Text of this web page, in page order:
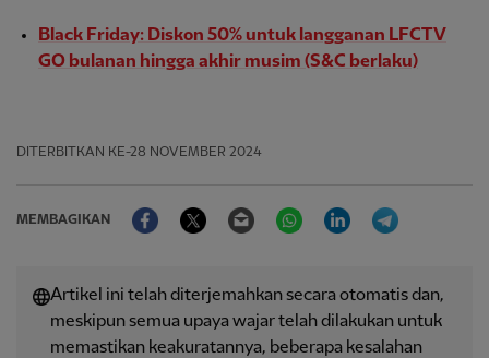
Black Friday: Diskon 50% untuk langganan LFCTV
GO bulanan hingga akhir musim (S&C berlaku)
DITERBITKAN KE-28 NOVEMBER 2024
MEMBAGIKAN
FacebookTwitter Email WhatsAppLinkedIn
Artikel ini telah diterjemahkan secara otomatis dan,
meskipun semua upaya wajar telah dilakukan untuk
memastikan keakuratannya, beberapa kesalahan